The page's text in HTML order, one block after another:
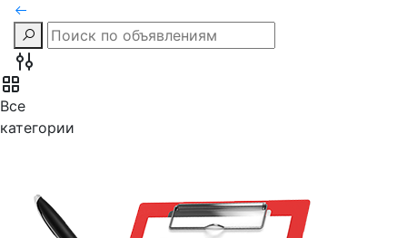
Все
категории